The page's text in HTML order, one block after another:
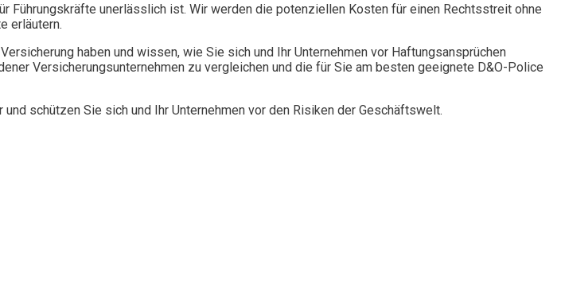
Führungskräfte unerlässlich ist. Wir werden die potenziellen Kosten für einen Rechtsstreit ohne
erläutern.
haben und wissen, wie Sie sich und Ihr Unternehmen vor Haftungsansprüchen
Versicherungsunternehmen zu vergleichen und die für Sie am besten geeignete D&O-Police
schützen Sie sich und Ihr Unternehmen vor den Risiken der Geschäftswelt.